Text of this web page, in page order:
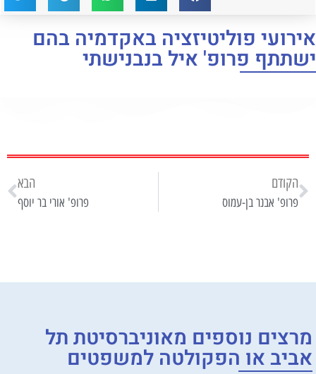
אירועי פוליטיזציה באקדמיה בהם
ישתתף פרופ' איל בנבנישתי
הקודם
פרופ' אבנר בן-עמוס
הבא
פרופ' אורי בר יוסף
מרצים נוספים מאוניברסיטת תל
אביבאו הפקולטה למשפטים